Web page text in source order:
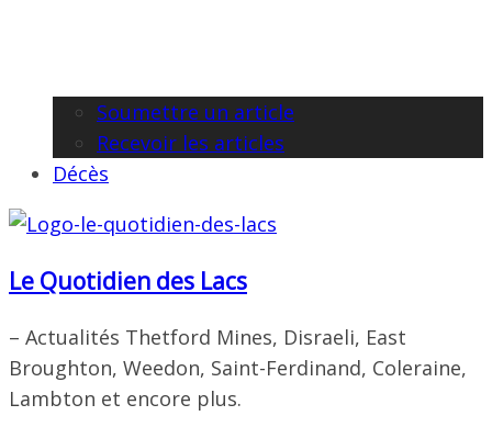
Soumettre un article
Recevoir les articles
Décès
Le Quotidien des Lacs
– Actualités Thetford Mines, Disraeli, East
Broughton, Weedon, Saint-Ferdinand, Coleraine,
Lambton et encore plus.